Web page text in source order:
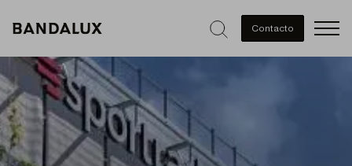
Contacto